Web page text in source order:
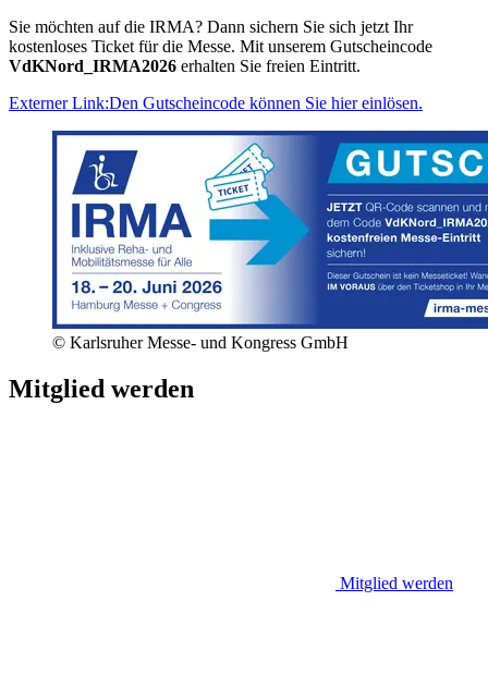
Sie möchten auf die IRMA? Dann sichern Sie sich jetzt Ihr
kostenloses Ticket für die Messe. Mit unserem Gutscheincode
VdKNord_IRMA2026 erhalten Sie freien Eintritt.
Externer Link:Den Gutscheincode können Sie hier einlösen.
© Karlsruher Messe- und Kongress GmbH
Mitglied werden
Mitglied werden